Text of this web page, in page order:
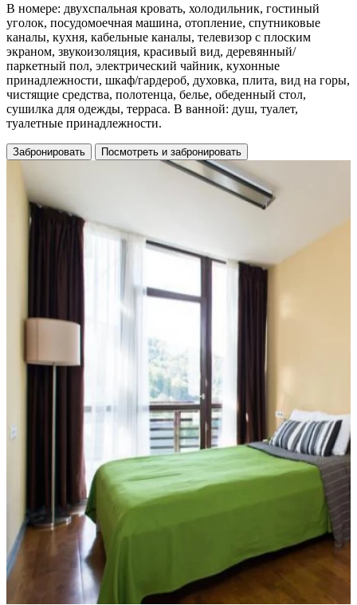
В номере: двухспальная кровать, холодильник, гостиный
уголок, посудомоечная машина, отопление, спутниковые
каналы, кухня, кабельные каналы, телевизор с плоским
экраном, звукоизоляция, красивый вид, деревянный/
паркетный пол, электрический чайник, кухонные
принадлежности, шкаф/гардероб, духовка, плита, вид на горы,
чистящие средства, полотенца, белье, обеденный стол,
сушилка для одежды, терраса. В ванной: душ, туалет,
туалетные принадлежности.
Забронировать Посмотреть и забронировать